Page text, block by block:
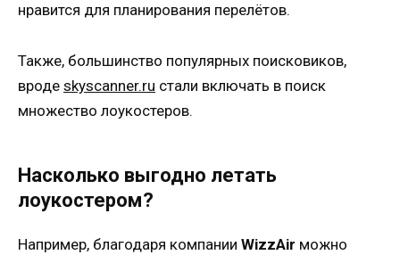
нравится для планирования перелётов.
Также, большинство популярных поисковиков,
вроде skyscanner.ru стали включать в поиск
множество лоукостеров.
Насколько выгодно летать
лоукостером?
Например, благодаря компании WizzAir можно